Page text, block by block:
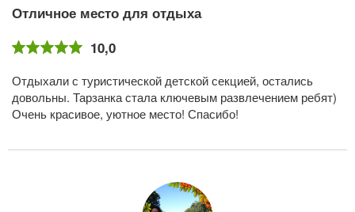
Отличное место для отдыха
10,0
Отдыхали с туристической детской секцией, остались
довольны. Тарзанка стала ключевым развлечением ребят)
Очень красивое, уютное место! Спасибо!